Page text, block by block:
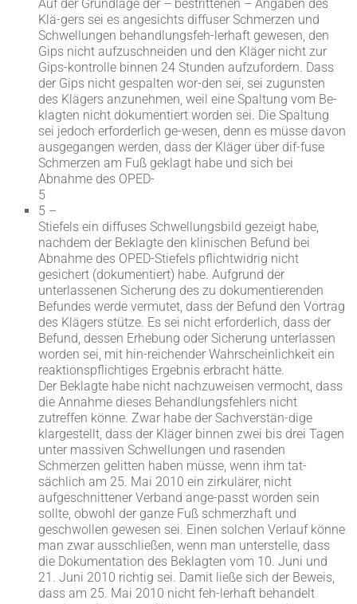
Auf der Grundlage der – bestrittenen – Angaben des
Klä-gers sei es angesichts diffuser Schmerzen und
Schwellungen behandlungsfeh-lerhaft gewesen, den
Gips nicht aufzuschneiden und den Kläger nicht zur
Gips-kontrolle binnen 24 Stunden aufzufordern. Dass
der Gips nicht gespalten wor-den sei, sei zugunsten
des Klägers anzunehmen, weil eine Spaltung vom Be-
klagten nicht dokumentiert worden sei. Die Spaltung
sei jedoch erforderlich ge-wesen, denn es müsse davon
ausgegangen werden, dass der Kläger über dif-fuse
Schmerzen am Fuß geklagt habe und sich bei
Abnahme des OPED-
5
5 –
Stiefels ein diffuses Schwellungsbild gezeigt habe,
nachdem der Beklagte den klinischen Befund bei
Abnahme des OPED-Stiefels pflichtwidrig nicht
gesichert (dokumentiert) habe. Aufgrund der
unterlassenen Sicherung des zu dokumentierenden
Befundes werde vermutet, dass der Befund den Vortrag
des Klägers stütze. Es sei nicht erforderlich, dass der
Befund, dessen Erhebung oder Sicherung unterlassen
worden sei, mit hin-reichender Wahrscheinlichkeit ein
reaktionspflichtiges Ergebnis erbracht hätte.
Der Beklagte habe nicht nachzuweisen vermocht, dass
die Annahme dieses Behandlungsfehlers nicht
zutreffen könne. Zwar habe der Sachverstän-dige
klargestellt, dass der Kläger binnen zwei bis drei Tagen
unter massiven Schwellungen und rasenden
Schmerzen gelitten haben müsse, wenn ihm tat-
sächlich am 25. Mai 2010 ein zirkulärer, nicht
aufgeschnittener Verband ange-passt worden sein
sollte, obwohl der ganze Fuß schmerzhaft und
geschwollen gewesen sei. Einen solchen Verlauf könne
man zwar ausschließen, wenn man unterstelle, dass
die Dokumentation des Beklagten vom 10. Juni und
21. Juni 2010 richtig sei. Damit ließe sich der Beweis,
dass am 25. Mai 2010 nicht feh-lerhaft behandelt